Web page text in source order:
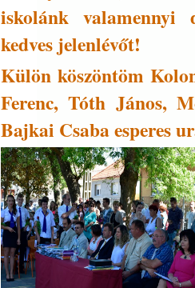
iskolánk valamennyi
kedves jelenlévőt!
Külön köszöntöm
Ferenc, Tóth János,
Bajkai Csaba esperes